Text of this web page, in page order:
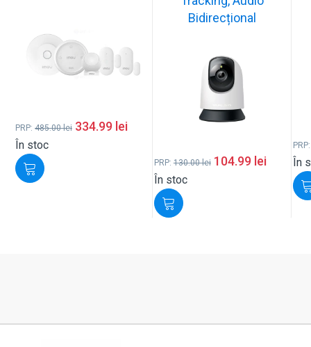
PRP: 485.00lei 334.99 lei
În stoc
Bidirecțional
PRP: 130.00lei 104.99 lei
În stoc
În